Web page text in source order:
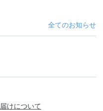
全てのお知らせ
けについて